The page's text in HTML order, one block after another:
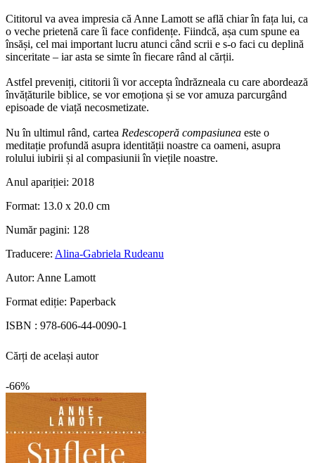
Cititorul va avea impresia că Anne Lamott se află chiar în fața lui, ca
o veche prietenă care îi face confidențe. Fiindcă, așa cum spune ea
însăși, cel mai important lucru atunci când scrii e s-o faci cu deplină
sinceritate – iar asta se simte în fiecare rând al cărții.
Astfel preveniți, cititorii îi vor accepta îndrăzneala cu care abordează
învățăturile biblice, se vor emoționa și se vor amuza parcurgând
episoade de viață necosmetizate.
Nu în ultimul rând, cartea Redescoperă compasiunea este o
meditație profundă asupra identității noastre ca oameni, asupra
rolului iubirii și al compasiunii în viețile noastre.
Anul apariției: 2018
Format: 13.0 x 20.0 cm
Număr pagini: 128
Traducere: Alina-Gabriela Rudeanu
Autor: Anne Lamott
Format ediție: Paperback
ISBN : 978-606-44-0090-1
Cărți de același autor
-66%